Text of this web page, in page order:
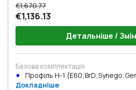
€1,670.77
€1,136.13
Детальніше /
Базова комплектація
Профіль Н-1
Докладніше